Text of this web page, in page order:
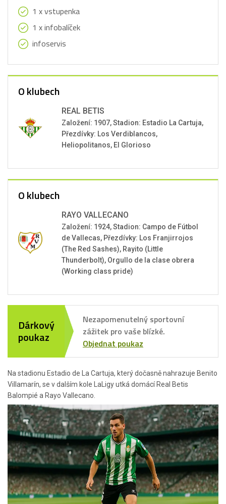
Na stadionu Estadio de La Cartuja, který dočasně nahrazuje Benito
Villamarín, se v dalším kole LaLigy utká domácí Real Betis
Balompié a Rayo Vallecano.
1 x vstupenka
1 x infobalíček
infoservis
O klubech
REAL BETIS
Založení: 1907, Stadion: Estadio La Cartuja,
Přezdívky: Los Verdiblancos,
Heliopolitanos, El Glorioso
O klubech
RAYO VALLECANO
Založení: 1924, Stadion: Campo de Fútbol
de Vallecas, Přezdívky: Los Franjirrojos
(The Red Sashes), Rayito (Little
Thunderbolt), Orgullo de la clase obrera
(Working class pride)
Dárkový
poukaz
Nezapomenutelný sportovní
zážitek pro vaše blízké.
Objednat poukaz